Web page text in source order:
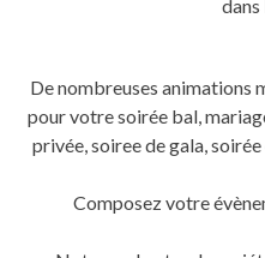
dans
De nombreuses animations
pour votre soirée bal,
privée, soiree de gala,
Composez votre